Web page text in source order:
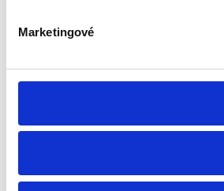
Marketingové